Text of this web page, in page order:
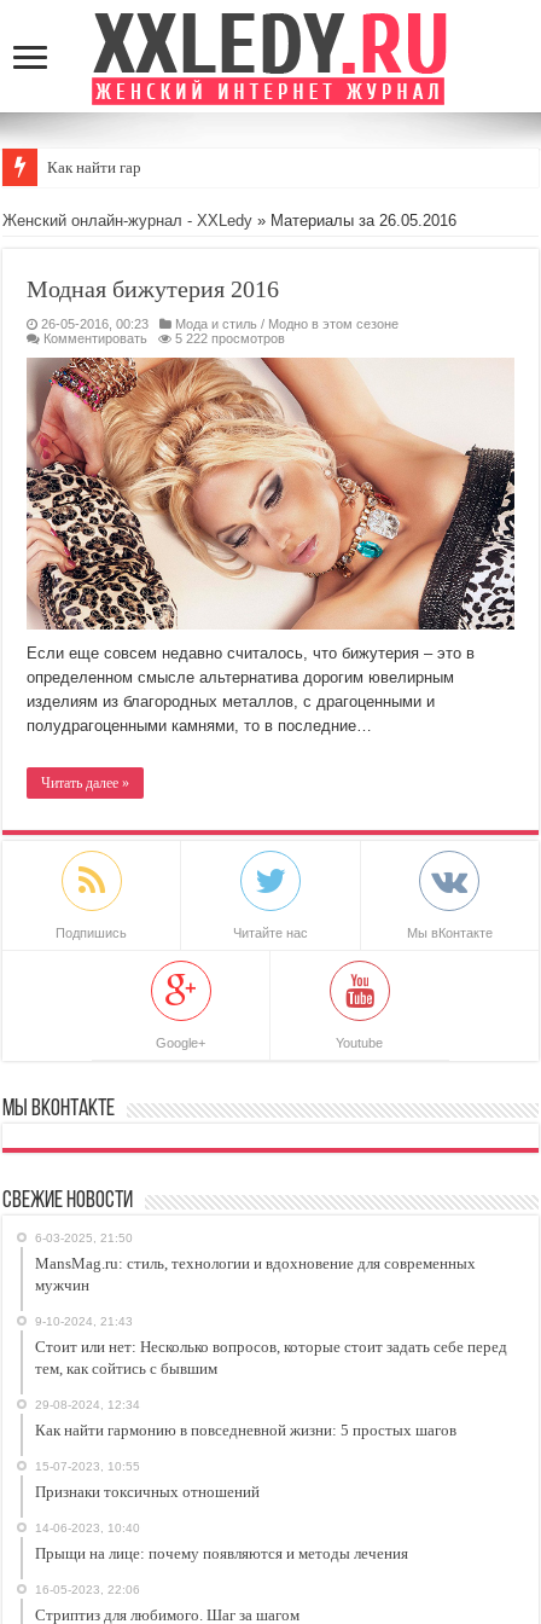
Как найти гармонию в пов
Женский онлайн-журнал - XXLedy » Материалы за 26.05.2016
Модная бижутерия 2016
26-05-2016, 00:23 Мода и стиль / Модно в этом сезоне
Комментировать
5 222 просмотров
Если еще совсем недавно считалось, что бижутерия – это в
определенном смысле альтернатива дорогим ювелирным
изделиям из благородных металлов, с драгоценными и
полудрагоценными камнями, то в последние…
Читать далее »
Подпишись Читайте нас Мы вКонтакте
Google+ Youtube
Мы ВКонтакте
Свежие новости
6-03-2025, 21:50
MansMag.ru: стиль, технологии и вдохновение для современных
мужчин
9-10-2024, 21:43
Стоит или нет: Несколько вопросов, которые стоит задать себе перед
тем, как сойтись с бывшим
29-08-2024, 12:34
Как найти гармонию в повседневной жизни: 5 простых шагов
15-07-2023, 10:55
Признаки токсичных отношений
14-06-2023, 10:40
Прыщи на лице: почему появляются и методы лечения
16-05-2023, 22:06
Стриптиз для любимого. Шаг за шагом